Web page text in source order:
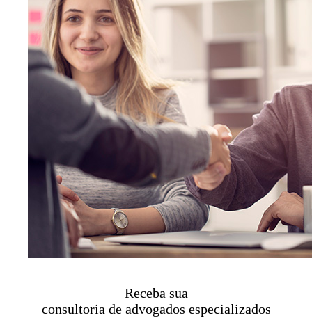
Receba sua
consultoria de advogados especializados